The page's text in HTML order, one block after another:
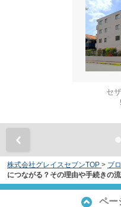
セ
株式会社グレイスセブンTOP > ブ
につながる？その理由や手続きの
ペー